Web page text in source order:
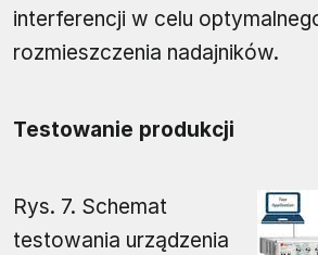
interferencji w celu
rozmieszczenia nadajników.
Testowanie produkcji
Rys. 7. Schemat
testowania urządzenia